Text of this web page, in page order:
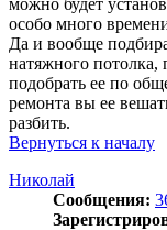
особо много
Да и вообще
натяжного потолка,
подобрать ее по
ремонта вы ее
разбить.
Вернуться к началу
Николай
Сообщения: